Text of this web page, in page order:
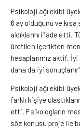
Psikoloji ağı ekibi
6 ay olduğunu ve
aldıklarını ifade etti.
üretilen içerikten
hesaplarımız aktif. İyi
daha da iyi
Psikoloji ağı ekibi
farklı kişiye
etti. Psikologların
söz konusu proje ile